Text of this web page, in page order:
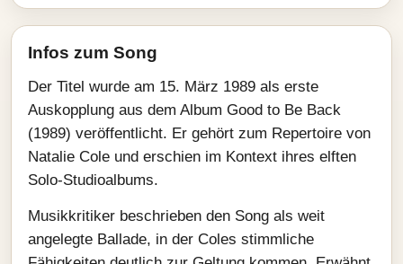
Infos zum Song
Der Titel wurde am 15. März 1989 als erste
Auskopplung aus dem Album Good to Be Back
(1989) veröffentlicht. Er gehört zum Repertoire von
Natalie Cole und erschien im Kontext ihres elften
Solo-Studioalbums.
Musikkritiker beschrieben den Song als weit
angelegte Ballade, in der Coles stimmliche